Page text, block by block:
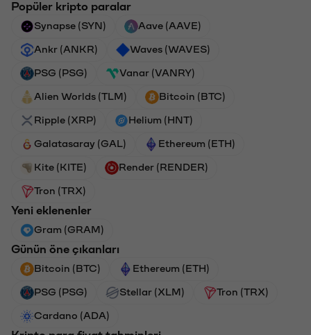
Popüler kripto paralar
Synapse (SYN) Aave (AAVE)
Ankr (ANKR) Waves (WAVES)
PSG (PSG) Vanar (VANRY)
Alien Worlds (TLM) Bitcoin (BTC)
Ripple (XRP) Helium (HNT)
Galatasaray (GAL) Ethereum (ETH)
Kite (KITE) Render (RENDER)
Tron (TRX)
Yeni eklenenler
Gram (GRAM)
Günün öne çıkanları
Bitcoin (BTC) Ethereum (ETH)
PSG (PSG) Stellar (XLM) Tron (TRX)
Cardano (ADA)